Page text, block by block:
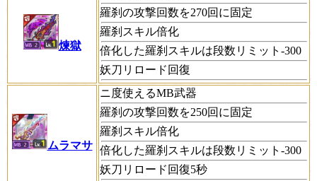
煉獄
羅刹の攻撃回数を270回に固定
羅刹スキル倍化
倍化した羅刹スキルは段数リミット-300
妖刀リロード回復
ムラマサ
ニ度使えるMB武器
羅刹の攻撃回数を250回に固定
羅刹スキル倍化
倍化した羅刹スキルは段数リミット-300
妖刀リロード回復5秒